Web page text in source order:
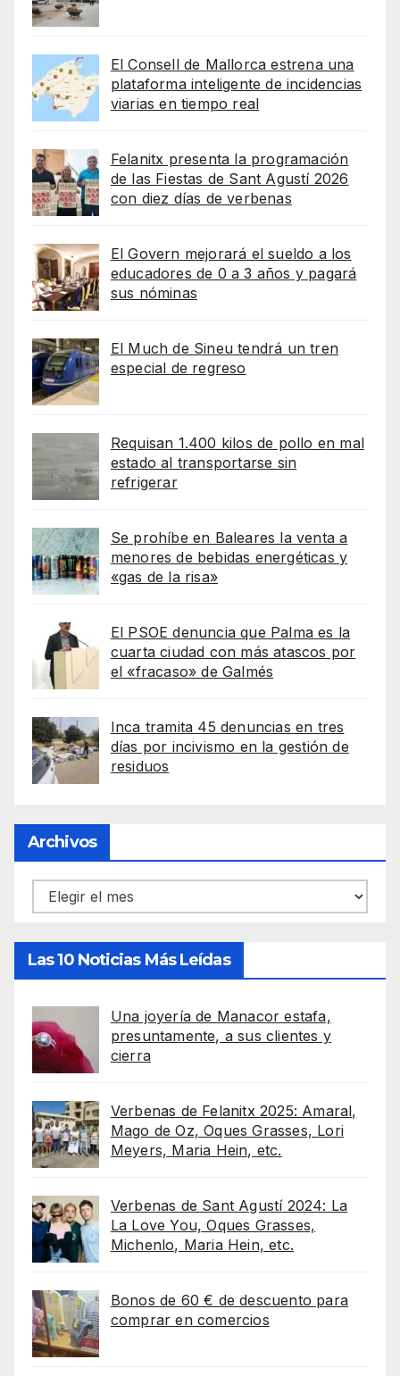
El Consell de Mallorca estrena una
plataforma inteligente de incidencias
viarias en tiempo real
Felanitx presenta la programación
de las Fiestas de Sant Agustí 2026
con diez días de verbenas
El Govern mejorará el sueldo a los
educadores de 0 a 3 años y pagará
sus nóminas
El Much de Sineu tendrá un tren
especial de regreso
Requisan 1.400 kilos de pollo en mal
estado al transportarse sin
refrigerar
Se prohíbe en Baleares la venta a
menores de bebidas energéticas y
«gas de la risa»
El PSOE denuncia que Palma es la
cuarta ciudad con más atascos por
el «fracaso» de Galmés
Inca tramita 45 denuncias en tres
días por incivismo en la gestión de
residuos
Archivos
Archivos
Las 10 Noticias Más Leídas
Una joyería de Manacor estafa,
presuntamente, a sus clientes y
cierra
Verbenas de Felanitx 2025: Amaral,
Mago de Oz, Oques Grasses, Lori
Meyers, Maria Hein, etc.
Verbenas de Sant Agustí 2024: La
La Love You, Oques Grasses,
Michenlo, Maria Hein, etc.
Bonos de 60 € de descuento para
comprar en comercios